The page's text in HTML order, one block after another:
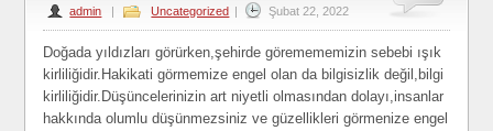
admin | Uncategorized | Şubat 22, 2022
Doğada yıldızları görürken,şehirde göremememizin sebebi ışık
kirliliğidir.Hakikati görmemize engel olan da bilgisizlik değil,bilgi
kirliliğidir.Düşüncelerinizin art niyetli olmasından dolayı,insanlar
hakkında olumlu düşünmezsiniz ve güzellikleri görmenize engel